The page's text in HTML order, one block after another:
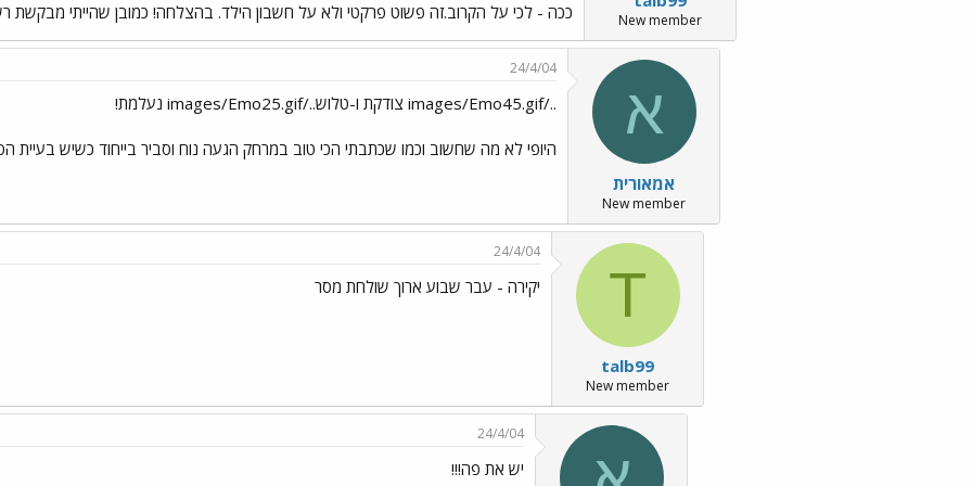
New member ככה - לכי על הקרוב.זה פשוט פרקטי ולא על חשבון הילד. בהצלחה! כמובן שהייתי מבקשת
א
אמאורית
New member
24/4/04
../images/Emo45.gif צודקת ו-טלוש../images/Emo25.gif נעלמת!
היופי לא מה שחשוב וכמו שכתבתי הכי טוב במרחק הגעה נוח וסביר בייחוד כשיש בעיית
T
talb99
New member
24/4/04
יקירה - עבר שבוע ארוך שולחת מסר
24/4/04
יש את פה!!!